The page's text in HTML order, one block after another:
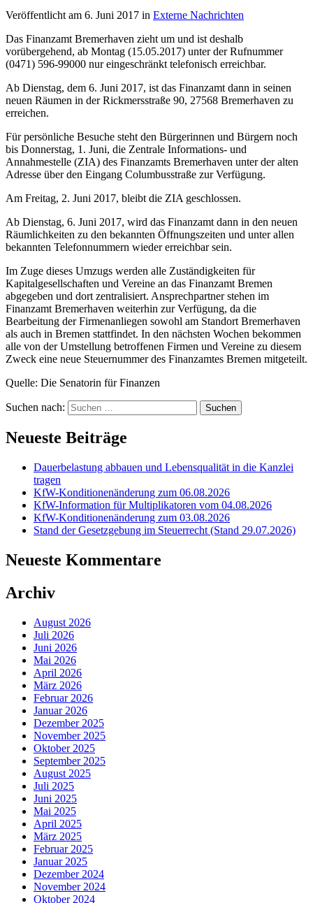
Veröffentlicht am 6. Juni 2017 in Externe Nachrichten
Das Finanzamt Bremerhaven zieht um und ist deshalb
vorübergehend, ab Montag (15.05.2017) unter der Rufnummer
(0471) 596-99000 nur eingeschränkt telefonisch erreichbar.
Ab Dienstag, dem 6. Juni 2017, ist das Finanzamt dann in seinen
neuen Räumen in der Rickmersstraße 90, 27568 Bremerhaven zu
erreichen.
Für persönliche Besuche steht den Bürgerinnen und Bürgern noch
bis Donnerstag, 1. Juni, die Zentrale Informations- und
Annahmestelle (ZIA) des Finanzamts Bremerhaven unter der alten
Adresse über den Eingang Columbusstraße zur Verfügung.
Am Freitag, 2. Juni 2017, bleibt die ZIA geschlossen.
Ab Dienstag, 6. Juni 2017, wird das Finanzamt dann in den neuen
Räumlichkeiten zu den bekannten Öffnungszeiten und unter allen
bekannten Telefonnummern wieder erreichbar sein.
Im Zuge dieses Umzugs werden alle Zuständigkeiten für
Kapitalgesellschaften und Vereine an das Finanzamt Bremen
abgegeben und dort zentralisiert. Ansprechpartner stehen im
Finanzamt Bremerhaven weiterhin zur Verfügung, da die
Bearbeitung der Firmenanliegen sowohl am Standort Bremerhaven
als auch in Bremen stattfindet. In den nächsten Wochen bekommen
alle von der Umstellung betroffenen Firmen und Vereine zu diesem
Zweck eine neue Steuernummer des Finanzamtes Bremen mitgeteilt.
Quelle: Die Senatorin für Finanzen
Suchen nach:
Neueste Beiträge
Dauerbelastung abbauen und Lebensqualität in die Kanzlei
tragen
KfW-Konditionenänderung zum 06.08.2026
KfW-Information für Multiplikatoren vom 04.08.2026
KfW-Konditionenänderung zum 03.08.2026
Stand der Gesetzgebung im Steuerrecht (Stand 29.07.2026)
Neueste Kommentare
Archiv
August 2026
Juli 2026
Juni 2026
Mai 2026
April 2026
März 2026
Februar 2026
Januar 2026
Dezember 2025
November 2025
Oktober 2025
September 2025
August 2025
Juli 2025
Juni 2025
Mai 2025
April 2025
März 2025
Februar 2025
Januar 2025
Dezember 2024
November 2024
Oktober 2024